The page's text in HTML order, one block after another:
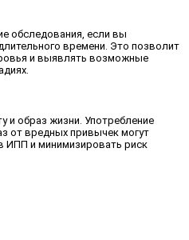
обследования, если вы
времени. Это позволит
и выявлять возможные
и образ жизни. Употребление
от вредных привычек могут
ИПП и минимизировать риск